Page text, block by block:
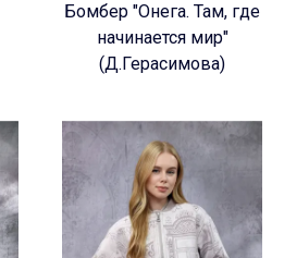
Бомбер "Онега. Там, где
начинается мир"
(Д.Герасимова)